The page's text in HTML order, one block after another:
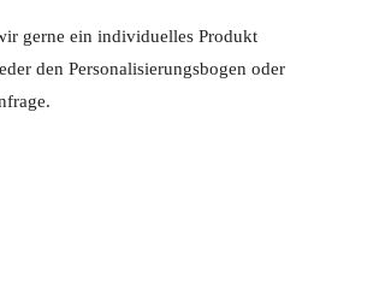
gerne ein individuelles Produkt
den Personalisierungsbogen oder